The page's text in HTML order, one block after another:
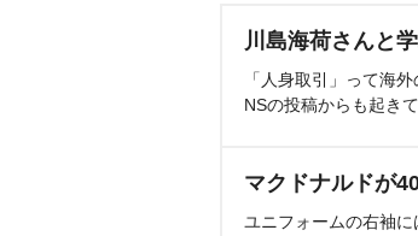
川島海荷さんと
「人身取引」って海
NSの投稿からも起き
マクドナルドが
ユニフォームの右袖